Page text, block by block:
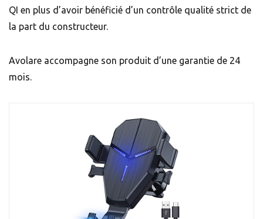
QI en plus d’avoir bénéficié d’un contrôle qualité strict de
la part du constructeur.
Avolare accompagne son produit d’une garantie de 24
mois.